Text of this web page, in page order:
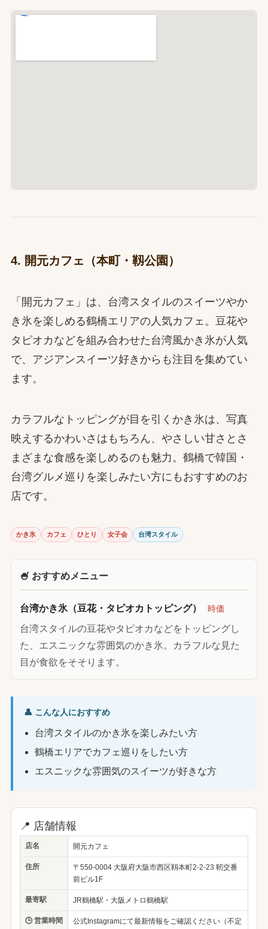
4. 開元カフェ（本町・靱公園）
「開元カフェ」は、台湾スタイルのスイーツやか
き氷を楽しめる鶴橋エリアの人気カフェ。豆花や
タピオカなどを組み合わせた台湾風かき氷が人気
で、アジアンスイーツ好きからも注目を集めてい
ます。
カラフルなトッピングが目を引くかき氷は、写真
映えするかわいさはもちろん、やさしい甘さとさ
まざまな食感を楽しめるのも魅力。鶴橋で韓国・
台湾グルメ巡りを楽しみたい方にもおすすめのお
店です。
かき氷 カフェ ひとり 女子会 台湾スタイル
🍧 おすすめメニュー
台湾かき氷（豆花・タピオカトッピング） 時価
台湾スタイルの豆花やタピオカなどをトッピングし
た、エスニックな雰囲気のかき氷。カラフルな見た
目が食欲をそそります。
👤 こんな人におすすめ
台湾スタイルのかき氷を楽しみたい方
鶴橋エリアでカフェ巡りをしたい方
エスニックな雰囲気のスイーツが好きな方
📍 店舗情報
店名 開元カフェ
住所
〒550-0004 大阪府大阪市西区靱本町2-2-23 靭交番
前ビル1F
最寄駅 JR鶴橋駅・大阪メトロ鶴橋駅
🕒 営業時間
公式Instagramにて最新情報をご確認ください（不定